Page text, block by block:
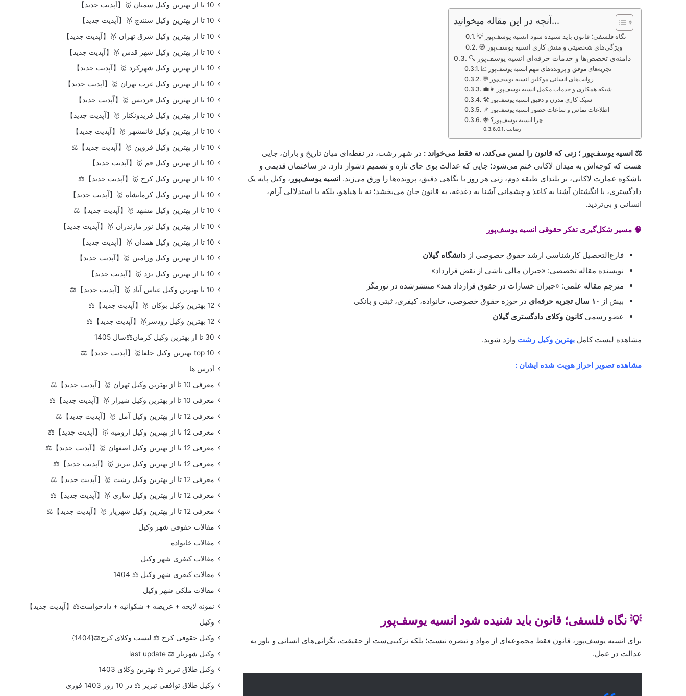
آنچه در این مقاله میخوانید...
💡 نگاه فلسفی؛ قانون باید شنیده شود انسیه یوسف‌پور
🧭 ویژگی‌های شخصیتی و منش کاری انسیه یوسف‌پور
🔍 دامنه‌ی تخصص‌ها و خدمات حرفه‌ای انسیه یوسف‌پور
📈 تجربه‌های موفق و پرونده‌های مهم انسیه یوسف‌پور
💬 روایت‌های انسانی موکلین انسیه یوسف‌پور
👩‍💼 شبکه همکاری و خدمات مکمل انسیه یوسف‌پور
🛠️ سبک کاری مدرن و دقیق انسیه یوسف‌پور
📌 اطلاعات تماس و ساعات حضور انسیه یوسف‌پور
🌟 چرا انسیه یوسف‌پور؟
رضایت
⚖️ انسیه یوسف‌پور ؛ زنی که قانون را لمس می‌کند، نه فقط می‌خواند : در شهر رشت، در نقطه‌ای میان تاریخ و باران، جایی
هست که کوچه‌اش به میدان لاکانی ختم می‌شود؛ جایی که عدالت بوی چای تازه و تصمیم دشوار دارد. در ساختمان قدیمی و
باشکوه عمارت لاکانی، بر بلندای طبقه دوم، زنی هر روز با نگاهی دقیق، پرونده‌ها را ورق می‌زند. انسیه یوسف‌پور ، وکیل پایه یک
دادگستری، با انگشتان آشنا به کاغذ و چشمانی آشنا به دغدغه، به قانون جان می‌بخشد؛ نه با هیاهو، بلکه با ‌‌استدلالی آرام،
انسانی و بی‌تردید.
🧠 مسیر شکل‌گیری تفکر حقوقی انسیه یوسف‌پور
فارغ‌التحصیل کارشناسی ارشد حقوق خصوصی از دانشگاه گیلان
نویسنده مقاله تخصصی: «جبران مالی ناشی از نقض قرارداد»
مترجم مقاله علمی: «جبران خسارات در حقوق قرارداد هند» منتشرشده در نورمگز
بیش از ۱۰ سال تجربه حرفه‌ای
در حوزه حقوق خصوصی، خانواده، کیفری، ثبتی و بانکی
عضو رسمیکانون وکلای دادگستری گیلان
مشاهده لیست کامل بهترین وکیل رشت وارد شوید.
مشاهده تصویر احراز هویت شده ایشان :
💡 نگاه فلسفی؛ قانون باید شنیده شود انسیه یوسف‌پور
برای انسیه یوسف‌پور، قانون فقط مجموعه‌ای از مواد و تبصره نیست؛ بلکه ترکیبی‌ست از حقیقت، نگرانی‌های انسانی و باور به
عدالت در عمل.
10 تا از بهترین وکیل سمنان 🥇【آپدیت جدید】
10 تا از بهترین وکیل سنندج 🥇【آپدیت جدید】
10 تا از بهترین وکیل شرق تهران 🥇【آپدیت جدید】
10 تا از بهترین وکیل شهر قدس 🥇【آپدیت جدید】
10 تا از بهترین وکیل شهرکرد 🥇【آپدیت جدید】
10 تا از بهترین وکیل غرب تهران 🥇【آپدیت جدید】
10 تا از بهترین وکیل فردیس 🥇【آپدیت جدید】
10 تا از بهترین وکیل فریدونکنار 🥇【آپدیت جدید】
10 تا از بهترین وکیل قائمشهر 🥇【آپدیت جدید】
10 تا از بهترین وکیل قزوین 🥇【آپدیت جدید】⚖️
10 تا از بهترین وکیل قم 🥇【آپدیت جدید】
10 تا از بهترین وکیل کرج 🥇【آپدیت جدید】⚖️
10 تا از بهترین وکیل کرمانشاه 🥇【آپدیت جدید】
10 تا از بهترین وکیل مشهد 🥇【آپدیت جدید】⚖️
10 تا از بهترین وکیل نور مازندران 🥇【آپدیت جدید】
10 تا از بهترین وکیل همدان 🥇【آپدیت جدید】
10 تا از بهترین وکیل ورامین 🥇【آپدیت جدید】
10 تا از بهترین وکیل یزد 🥇【آپدیت جدید】
10 تا بهترین وکیل عباس آباد 🥇【آپدیت جدید】⚖️
12 بهترین وکیل بوکان 🥇【آپدیت جدید】⚖️
12 بهترین وکیل رودسر🥇【آپدیت جدید】⚖️
30 تا از بهترین وکیل کرمان⚖️سال 1405
top 10 بهترین وکیل جلفا🥇【آپدیت جدید】⚖️
آدرس ها
معرفی 10 تا از بهترین وکیل تهران 🥇【آپدیت جدید】⚖️
معرفی 10 تا از بهترین وکیل شیراز 🥇【آپدیت جدید】⚖️
معرفی 12 تا از بهترین وکیل آمل 🥇【آپدیت جدید】⚖️
معرفی 12 تا از بهترین وکیل ارومیه 🥇【آپدیت جدید】⚖️
معرفی 12 تا از بهترین وکیل اصفهان 🥇【آپدیت جدید】⚖️
معرفی 12 تا از بهترین وکیل تبریز 🥇【آپدیت جدید】⚖️
معرفی 12 تا از بهترین وکیل رشت 🥇【آپدیت جدید】⚖️
معرفی 12 تا از بهترین وکیل ساری 🥇【آپدیت جدید】⚖️
معرفی 12 تا از بهترین وکیل شهریار 🥇【آپدیت جدید】⚖️
مقالات حقوقی شهر وکیل
مقالات خانواده
مقالات کیفری شهر وکیل
مقالات کیفری شهر وکیل ⚖️ 1404
مقالات ملکی شهر وکیل
نمونه لایحه + عریضه + شکوائیه + دادخواست⚖️【آپدیت جدید】
وکیل
وکیل حقوقی کرج ⚖️ لیست وکلای کرج⚖️{1404}
وکیل شهریار ⚖️ last update
وکیل طلاق تبریز ⚖️ بهترین وکلای 1403
وکیل طلاق توافقی تبریز ⚖️ در 10 روز 1403 فوری